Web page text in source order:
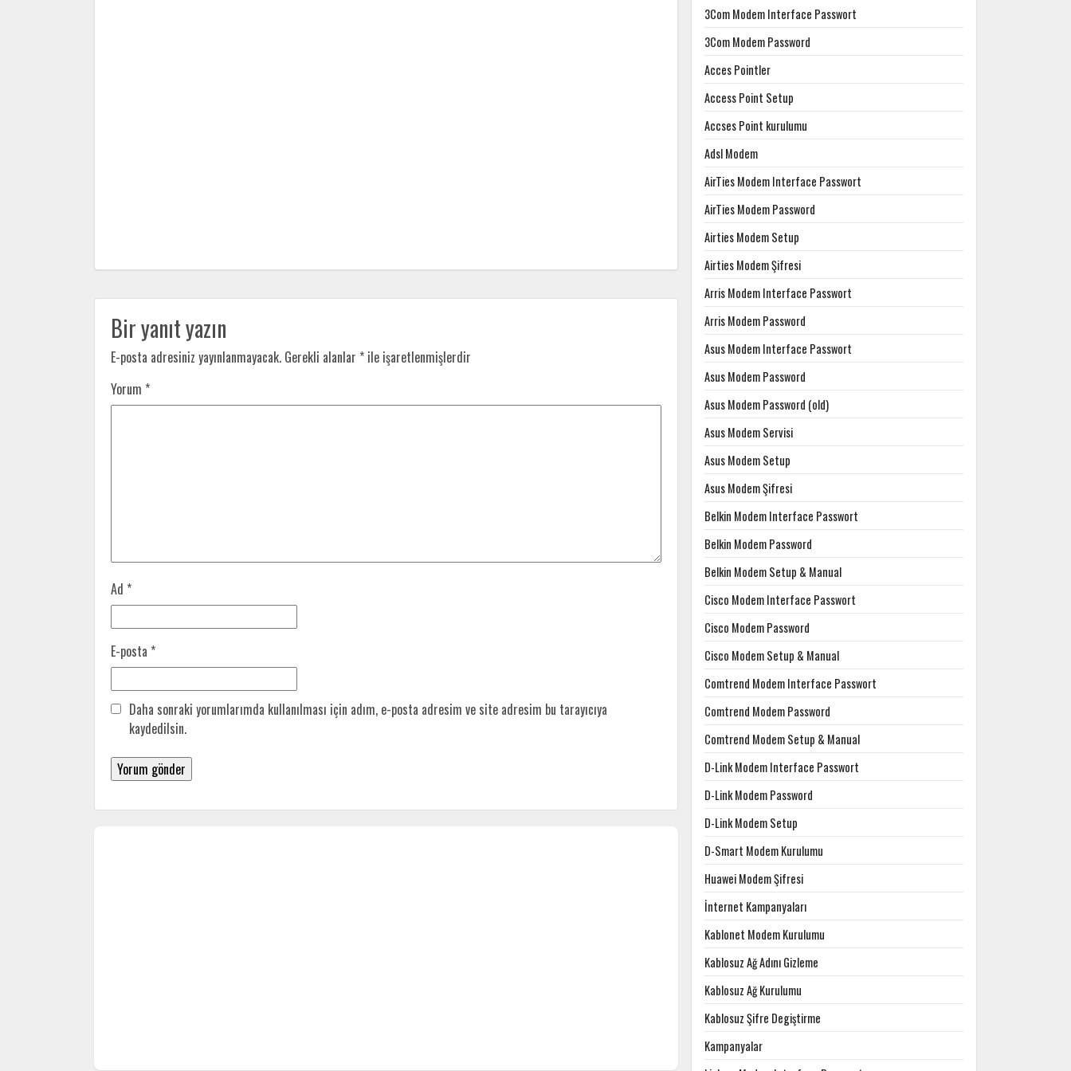
Bir yanıt yazın
E-posta adresiniz yayınlanmayacak. Gerekli alanlar * ile işaretlenmişlerdir
Yorum *
Ad *
E-posta *
Daha sonraki yorumlarımda kullanılması için adım, e-posta adresim ve site adresim bu tarayıcıya
kaydedilsin.
3Com Modem Interface Passwort
3Com Modem Password
Acces Pointler
Access Point Setup
Accses Point kurulumu
Adsl Modem
AirTies Modem Interface Passwort
AirTies Modem Password
Airties Modem Setup
Airties Modem Şifresi
Arris Modem Interface Passwort
Arris Modem Password
Asus Modem Interface Passwort
Asus Modem Password
Asus Modem Password (old)
Asus Modem Servisi
Asus Modem Setup
Asus Modem Şifresi
Belkin Modem Interface Passwort
Belkin Modem Password
Belkin Modem Setup & Manual
Cisco Modem Interface Passwort
Cisco Modem Password
Cisco Modem Setup & Manual
Comtrend Modem Interface Passwort
Comtrend Modem Password
Comtrend Modem Setup & Manual
D-Link Modem Interface Passwort
D-Link Modem Password
D-Link Modem Setup
D-Smart Modem Kurulumu
Huawei Modem Şifresi
İnternet Kampanyaları
Kablonet Modem Kurulumu
Kablosuz Ağ Adını Gizleme
Kablosuz Ağ Kurulumu
Kablosuz Şifre Degiştirme
Kampanyalar